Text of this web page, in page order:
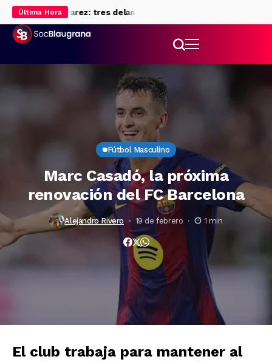
Última Hora
a Julián Álvarez: tres delanteros en la recámara
Fútbol Masculino
Marc Casadó, la próxima
renovación del FC Barcelona
Alejandro Rivero 19 de febrero 1 min
El club trabaja para mantener al